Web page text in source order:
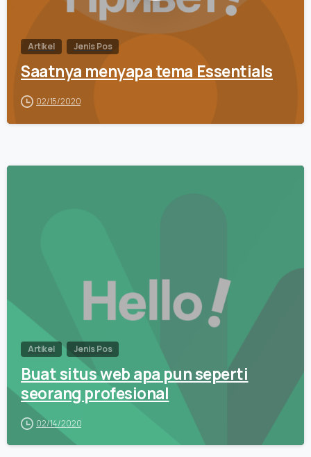
Artikel Jenis Pos
Saatnya menyapa tema Essentials
02/15/2020
Artikel Jenis Pos
Buat situs web apa pun seperti
seorang profesional
02/14/2020